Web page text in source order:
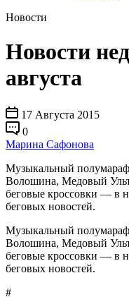
Новости
Новости
августа
17 Августа 2015
0
Марина Сафонова
Музыкальный
Волошина, Медовый
беговые кроссовки — в
беговых новостей.
Музыкальный
Волошина, Медовый
беговые кроссовки — в
беговых новостей.
#